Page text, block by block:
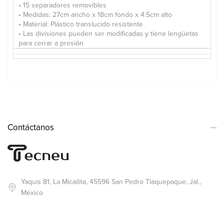
• 15 separadores removibles
• Medidas: 27cm ancho x 18cm fondo x 4.5cm alto
• Material: Plástico translucido resistente
• Las divisiones pueden ser modificadas y tiene lengüetas
para cerrar a presión
Contáctanos
Yaquis 81, La Micailita, 45596 San Pedro Tlaquepaque, Jal.,
México